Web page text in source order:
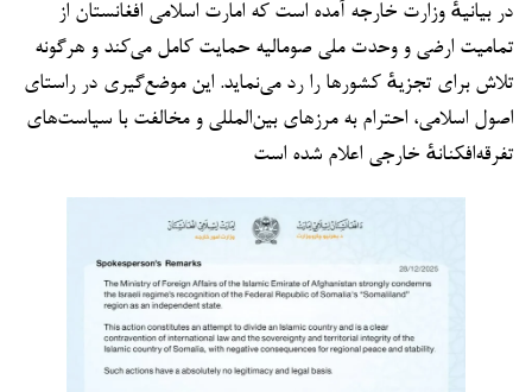
در بیانیهٔ وزارت خارجه آمده است که امارت اسلامی افغانستان از
تمامیت ارضی و وحدت ملی صومالیه حمایت کامل می‌کند و هرگونه
تلاش برای تجزیهٔ کشورها را رد می‌نماید. این موضع‌گیری در راستای
اصول اسلامی، احترام به مرزهای بین‌المللی و مخالفت با سیاست‌های
تفرقه‌افکنانهٔ خارجی اعلام شده است